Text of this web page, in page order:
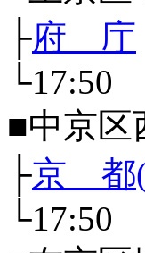
├府 庁
■中京区
├京 都